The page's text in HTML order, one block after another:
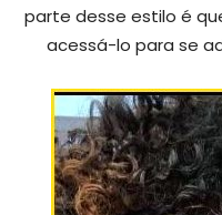
parte desse estilo é
acessá-lo para se